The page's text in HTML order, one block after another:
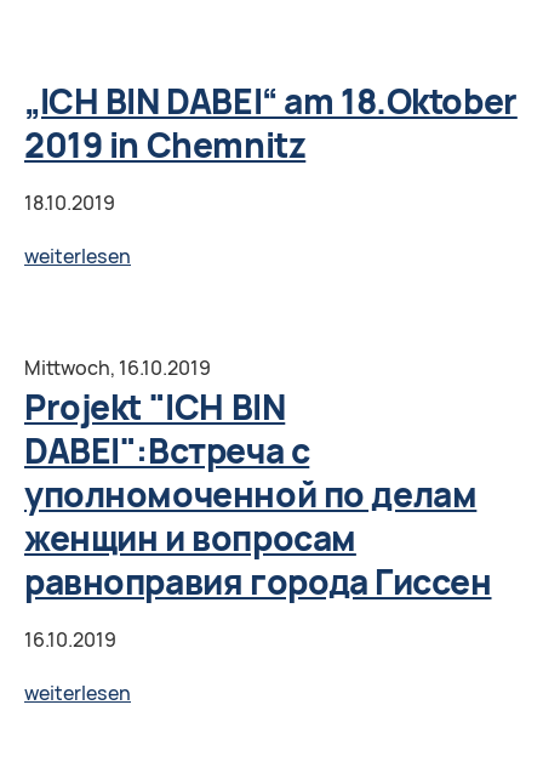
DABEI":
Diskussion
«Dialog
„ICH BIN DABEI“ am 18.Oktober
2019 in Chemnitz
18.10.2019
weiterlesen
am
18.Oktober
2019
in
Chemnitz
Mittwoch, 16.10.2019
Projekt "ICH BIN
DABEI":Встреча с
уполномоченной по делам
женщин и вопросам
равноправия города Гиссен
16.10.2019
weiterlesen